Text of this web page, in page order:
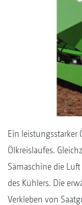
Ein leistungsstarker
Ölkreislaufes.
Sämaschine die
des Kühlers. Die
Verkleben von